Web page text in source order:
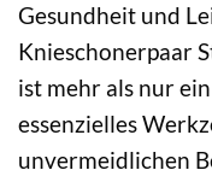
Gesundheit und
Knieschonerpaar
ist mehr als nur
essenzielles
unvermeidlichen